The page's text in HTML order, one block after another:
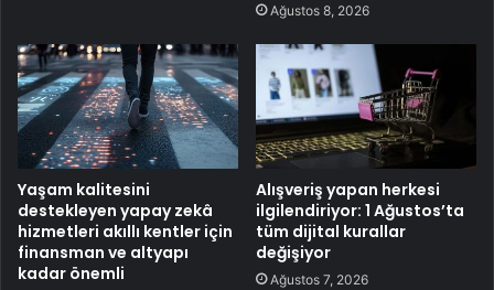
Ağustos 8, 2026
Yaşam kalitesini
destekleyen yapay zekâ
hizmetleri akıllı kentler için
finansman ve altyapı
kadar önemli
Alışveriş yapan herkesi
ilgilendiriyor: 1 Ağustos’ta
tüm dijital kurallar
değişiyor
Ağustos 7, 2026